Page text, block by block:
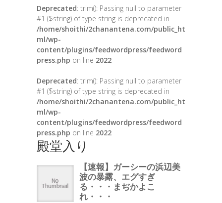
Deprecated: trim(): Passing null to parameter
#1 ($string) of type string is deprecated in
/home/shoithi/2chanantena.com/public_ht
ml/wp-
content/plugins/feedwordpress/feedword
press.php on line 2022
Deprecated: trim(): Passing null to parameter
#1 ($string) of type string is deprecated in
/home/shoithi/2chanantena.com/public_ht
ml/wp-
content/plugins/feedwordpress/feedword
press.php on line 2022
殿堂入り